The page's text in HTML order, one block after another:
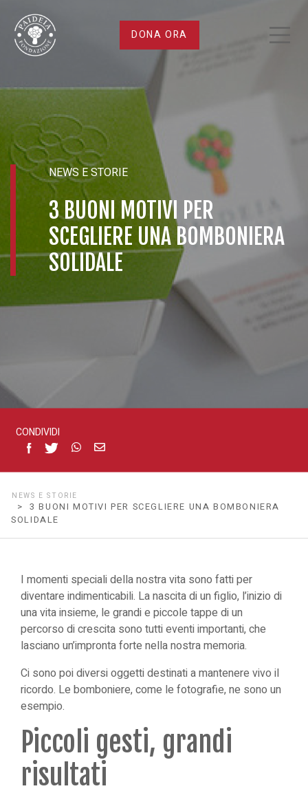
DONA ORA
3
buoni
motivi
per
scegliere
bomboniera
solidale
NEWS E STORIE
3 BUONI MOTIVI PER
SCEGLIERE UNA BOMBONIERA
SOLIDALE
CONDIVIDI
NEWS E STORIE
> 3 BUONI MOTIVI PER SCEGLIERE UNA BOMBONIERA
SOLIDALE
I momenti speciali della nostra vita sono fatti per
diventare indimenticabili. La nascita di un figlio, l’inizio di
una vita insieme, le grandi e piccole tappe di un
percorso di crescita sono tutti eventi importanti, che
lasciano un’impronta forte nella nostra memoria.
Ci sono poi diversi oggetti destinati a mantenere vivo il
ricordo. Le bomboniere, come le fotografie, ne sono un
esempio.
Piccoli gesti, grandi
risultati